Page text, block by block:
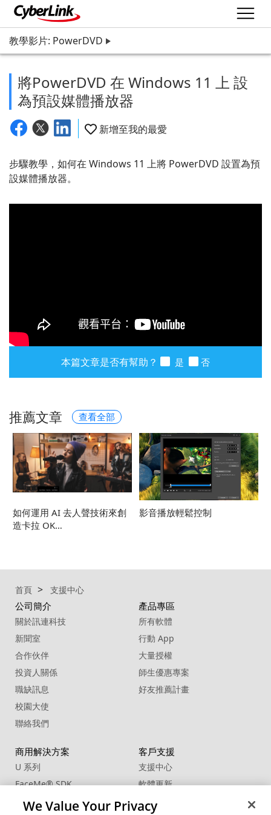
教學影片: PowerDVD
將PowerDVD 在 Windows 11 上 設
為預設媒體播放器
新增至我的最愛
步驟教學，如何在 Windows 11 上將 PowerDVD 設置為預
設媒體播放器。
本篇文章是否有幫助？ 是 否
推薦文章 查看全部
如何運用 AI 去人聲技術來創
造卡拉 OK…
影音播放輕鬆控制
首頁 支援中心
公司簡介
關於訊連科技
新聞室
合作伙伴
投資人關係
職缺訊息
校園大使
聯絡我們
產品專區
所有軟體
行動 App
大量授權
師生優惠專案
好友推薦計畫
商用解決方案
U 系列
FaceMe®SDK
客戶支援
支援中心
軟體更新
We Value Your Privacy